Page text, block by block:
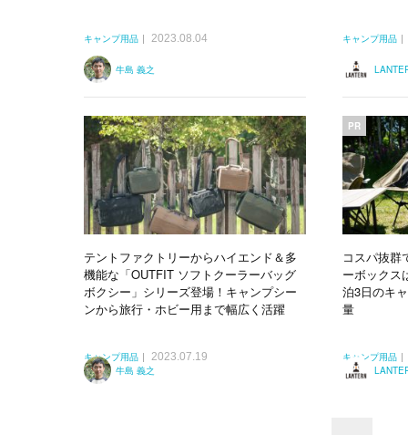
キャンプ用品 2023.08.04
牛島 義之
キャンプ用品
テントファクトリーからハイエンド＆多
機能な「OUTFIT ソフトクーラーバッグ
ボクシー」シリーズ登場！キャンプシー
ンから旅行・ホビー用まで幅広く活躍
キャンプ用品
2023.07.19
牛島 義之
PR
コスパ抜群
ーボックス
泊3日のキ
量
キャンプ用品